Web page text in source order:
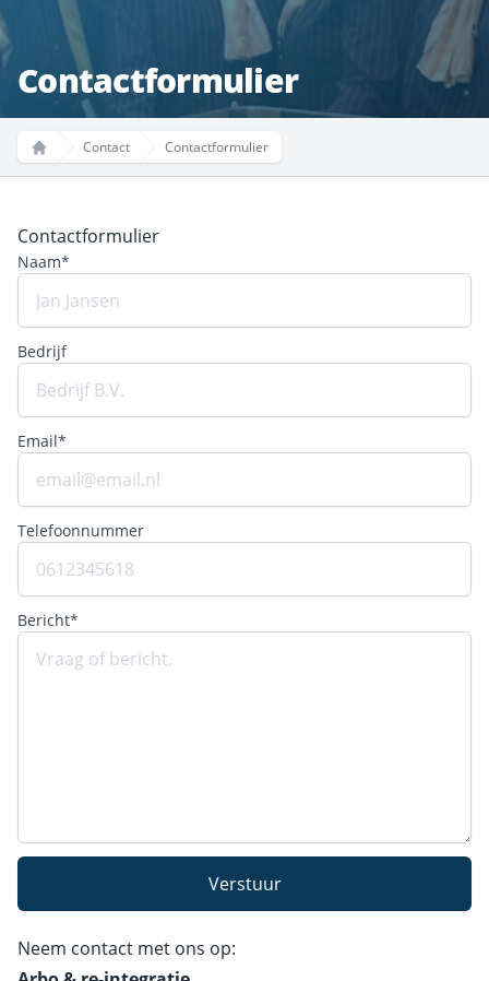
Contactformulier
Home
Contact Contactformulier
Contactformulier
Naam*
Bedrijf
Email*
Telefoonnummer
Bericht*
Verstuur
Neem contact met ons op: